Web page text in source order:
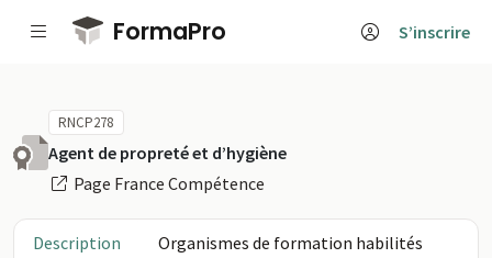
Passer au contenu principal
FormaPro S’inscrire
RNCP278
Agent de propreté et d’hygiène
Page France Compétence
Description Organismes de formation habilités